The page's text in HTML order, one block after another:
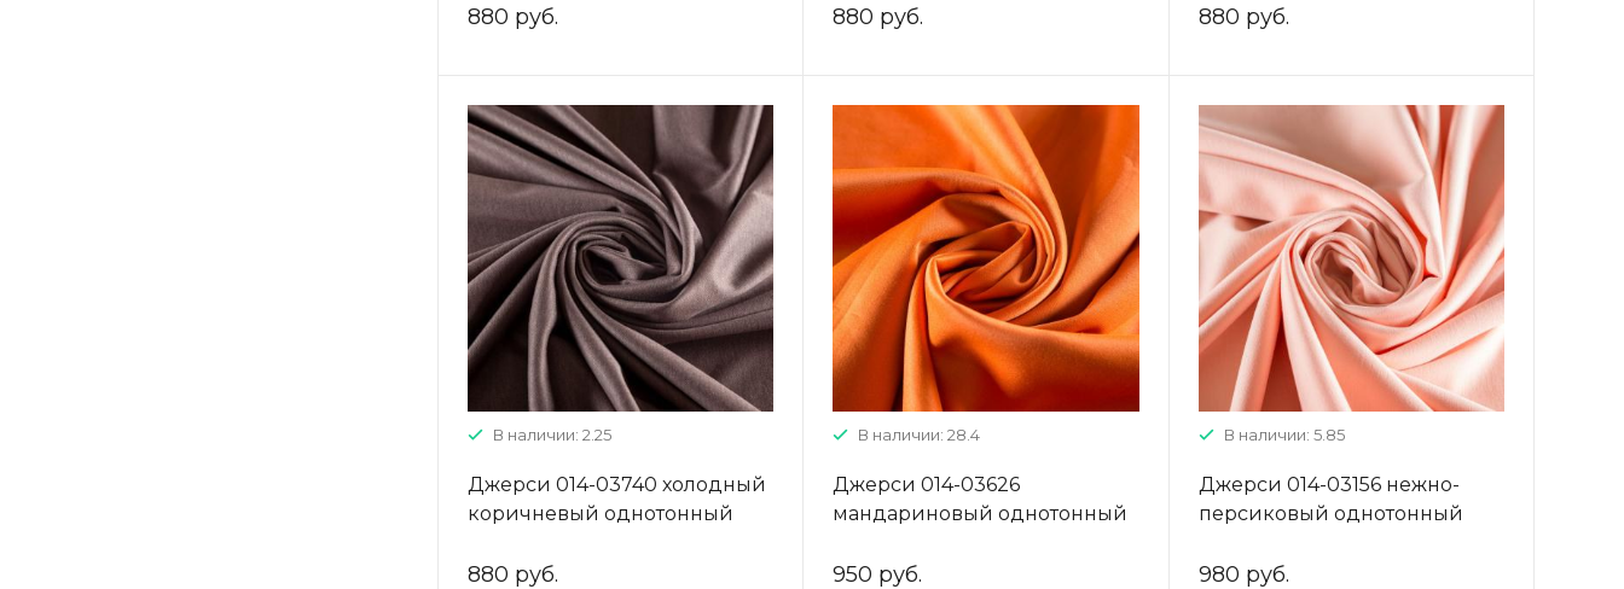
880 руб. 880 руб. 880 руб.
В наличии: 2.25
Джерси 014-03740 холодный
коричневый однотонный
880 руб.
В наличии: 28.4
Джерси 014-03626
мандариновый однотонный
950 руб.
В наличии: 5.85
Джерси 014-03156 нежно-
персиковый однотонный
980 руб.